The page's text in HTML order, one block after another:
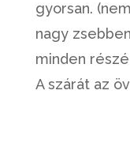
gyorsan.
nagy
minden
A szárát az